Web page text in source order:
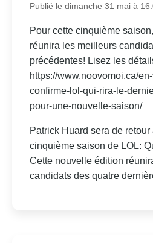
Publié le dimanche 31 mai à
Pour cette cinquième
réunira les meilleurs
précédentes! Lisez les
https://www.noovomoi.ca/
confirme-lol-qui-rira-le-
pour-une-nouvelle-saison/
Patrick Huard sera de
cinquième saison de LOL:
Cette nouvelle édition
candidats des quatre